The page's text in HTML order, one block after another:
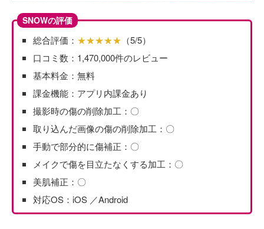
SNOWの評価
総合評価： ★★★★★ （5/5）
口コミ数：1,470,000件のレビュー
基本料金：無料
課金機能：アプリ内課金あり
撮影時の傷の削除加工：〇
取り込んだ画像の傷の削除加工：〇
手動で部分的に傷補正：〇
メイクで傷を目立たなくする加工：〇
美肌補正：〇
対応OS：iOS ／Android